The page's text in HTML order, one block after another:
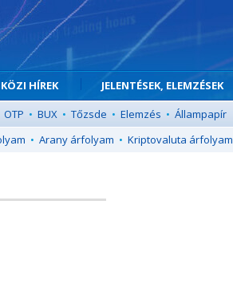
HÍREK JELENTÉSEK, ELEMZÉSEK
OTP • BUX • Tőzsde • Elemzés • Állampapír
• Arany árfolyam • Kriptovaluta árfolyam